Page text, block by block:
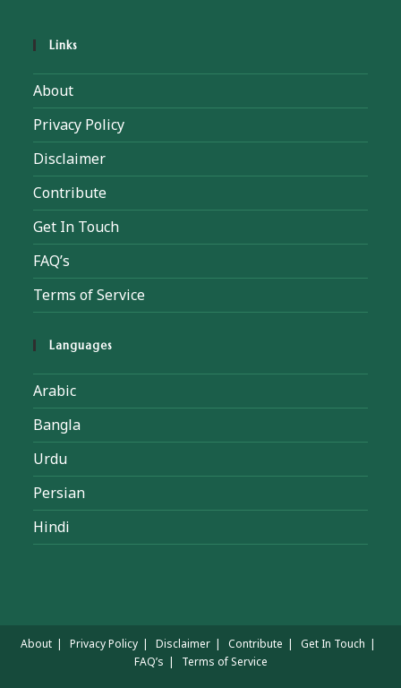
Links
About
Privacy Policy
Disclaimer
Contribute
Get In Touch
FAQ’s
Terms of Service
Languages
Arabic
Bangla
Urdu
Persian
Hindi
About Privacy Policy Disclaimer Contribute
Get In Touch
FAQ’s
Terms of Service